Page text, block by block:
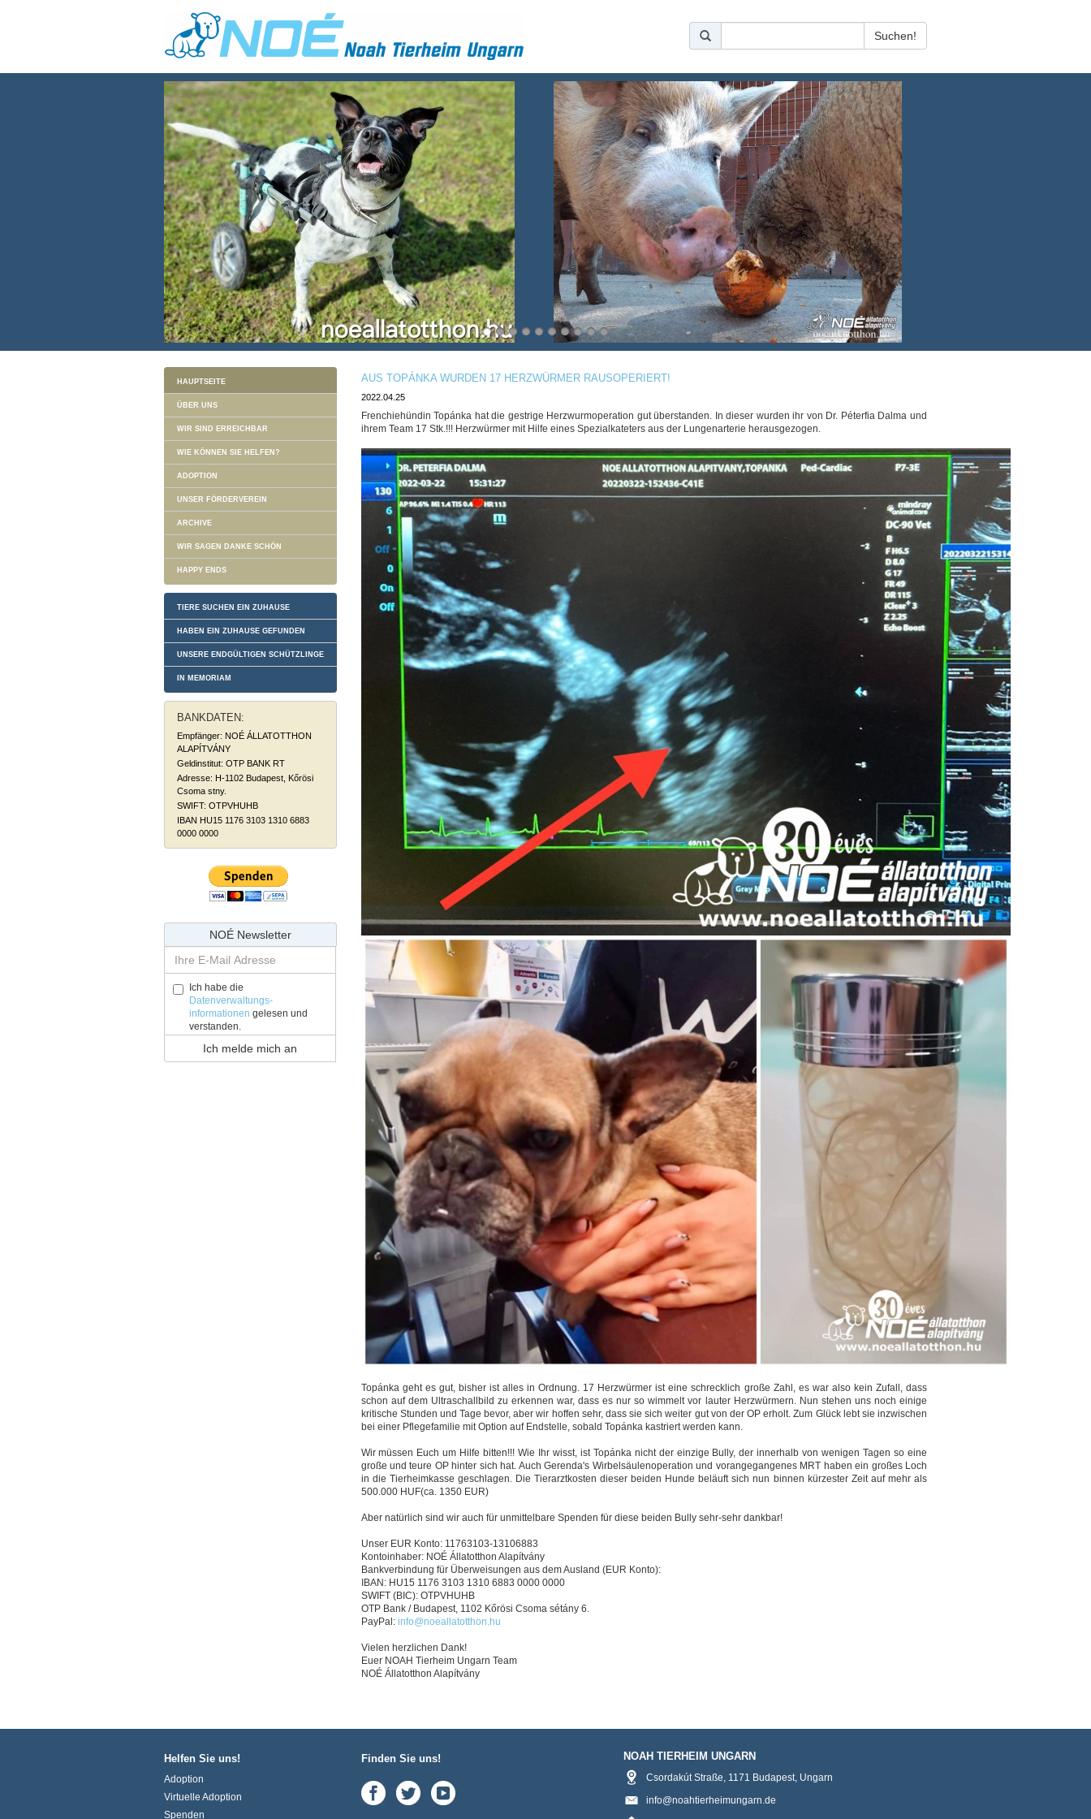
HAUPTSEITE
ÜBER UNS
WIR SIND ERREICHBAR
WIE KÖNNEN SIE HELFEN?
ADOPTION
UNSER FÖRDERVEREIN
ARCHIVE
WIR SAGEN DANKE SCHÖN
HAPPY ENDS
TIERE SUCHEN EIN ZUHAUSE
HABEN EIN ZUHAUSE GEFUNDEN
UNSERE ENDGÜLTIGEN SCHÜTZLINGE
IN MEMORIAM
BANKDATEN:
Empfänger: NOÉ ÁLLATOTTHON
ALAPÍTVÁNY
Geldinstitut: OTP BANK RT
Adresse: H-1102 Budapest, Kőrösi
Csoma stny.
SWIFT: OTPVHUHB
IBAN HU15 1176 3103 1310 6883
0000 0000
NOÉ Newsletter
Ich habe die
Datenverwaltungs-
informationen gelesen und
verstanden.
AUS TOPÁNKA WURDEN 17 HERZWÜRMER RAUSOPERIERT!
2022.04.25
Frenchiehündin Topánka hat die gestrige Herzwurmoperation gut überstanden. In dieser wurden ihr von Dr. Péterfia Dalma und
ihrem Team 17 Stk.!!! Herzwürmer mit Hilfe eines Spezialkateters aus der Lungenarterie herausgezogen.
Topánka geht es gut, bisher ist alles in Ordnung. 17 Herzwürmer ist eine schrecklich große Zahl, es war also kein Zufall, dass
schon auf dem Ultraschallbild zu erkennen war, dass es nur so wimmelt vor lauter Herzwürmern. Nun stehen uns noch einige
kritische Stunden und Tage bevor, aber wir hoffen sehr, dass sie sich weiter gut von der OP erholt. Zum Glück lebt sie inzwischen
bei einer Pflegefamilie mit Option auf Endstelle, sobald Topánka kastriert werden kann.
Wir müssen Euch um Hilfe bitten!!! Wie Ihr wisst, ist Topánka nicht der einzige Bully, der innerhalb von wenigen Tagen so eine
große und teure OP hinter sich hat. Auch Gerenda's Wirbelsäulenoperation und vorangegangenes MRT haben ein großes Loch
in die Tierheimkasse geschlagen. Die Tierarztkosten dieser beiden Hunde beläuft sich nun binnen kürzester Zeit auf mehr als
500.000 HUF(ca. 1350 EUR)
Aber natürlich sind wir auch für unmittelbare Spenden für diese beiden Bully sehr-sehr dankbar!
Unser EUR Konto: 11763103-13106883
Kontoinhaber: NOÉ Állatotthon Alapítvány
Bankverbindung für Überweisungen aus dem Ausland (EUR Konto):
IBAN: HU15 1176 3103 1310 6883 0000 0000
SWIFT (BIC): OTPVHUHB
OTP Bank / Budapest, 1102 Kőrösi Csoma sétány 6.
PayPal: info@noeallatotthon.hu
Vielen herzlichen Dank!
Euer NOAH Tierheim Ungarn Team
NOÉ Állatotthon Alapítvány
Helfen Sie uns!
Adoption
Virtuelle Adoption
Spenden
Finden Sie uns! NOAH TIERHEIM UNGARN
Csordakút Straße, 1171 Budapest, Ungarn
info@noahtierheimungarn.de